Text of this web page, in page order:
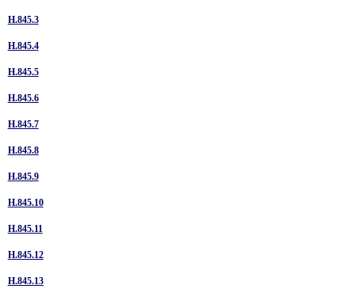
H.845.3
H.845.4
H.845.5
H.845.6
H.845.7
H.845.8
H.845.9
H.845.10
H.845.11
H.845.12
H.845.13